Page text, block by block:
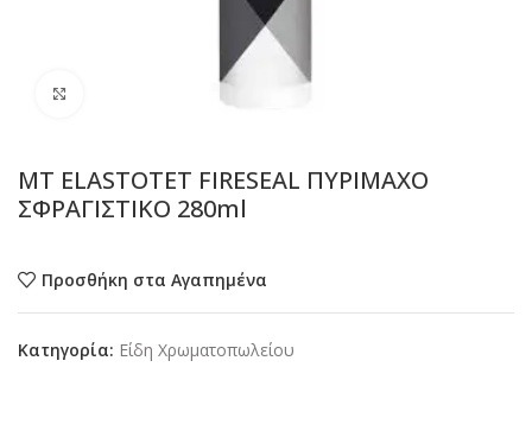
MT ELASTOTET FIRESEAL ΠΥΡΙΜΑΧΟ
ΣΦΡΑΓΙΣΤΙΚΟ 280ml
Προσθήκη στα Αγαπημένα
Κατηγορία: Είδη Χρωματοπωλείου